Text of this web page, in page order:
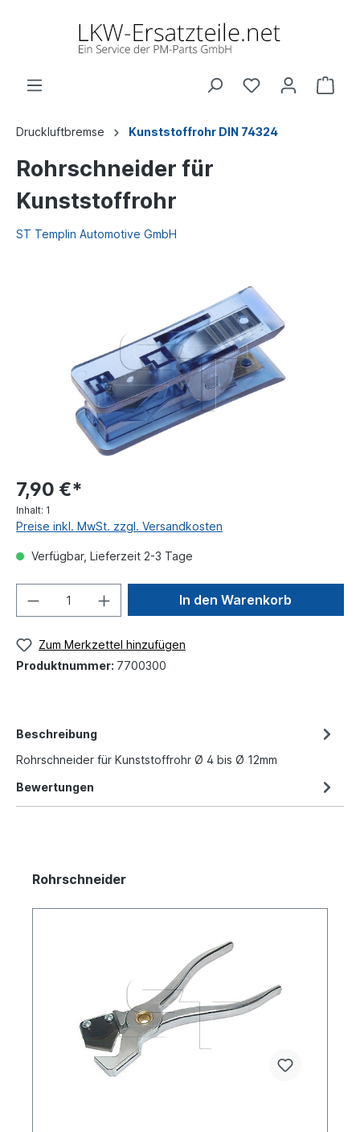
Druckluftbremse Kunststoffrohr DIN 74324
Rohrschneider für
Kunststoffrohr
ST Templin Automotive GmbH
7,90 €*
Inhalt: 1
Preise inkl. MwSt. zzgl. Versandkosten
Verfügbar, Lieferzeit 2-3 Tage
In den Warenkorb
Zum Merkzettel hinzufügen
Produktnummer: 7700300
Beschreibung
Rohrschneider für Kunststoffrohr Ø 4 bis Ø 12mm
Bewertungen
Rohrschneider